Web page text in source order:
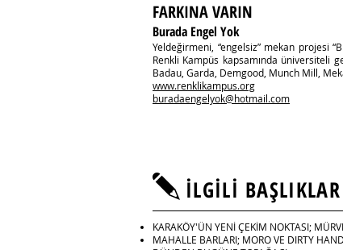
FARKINA VARIN
Burada Engel Yok
Yeldeğirmeni, “engelsiz” mekan projesi
Renkli Kampüs kapsamında üniversiteli
Badau, Garda, Demgood, Munch Mill,
www.renklikampus.org
buradaengelyok@hotmail.com
İLGİLİ BAŞLIKLAR
KARAKÖY'ÜN YENİ ÇEKİM NOKTASI;
MAHALLE BARLARI; MORO VE DIRTY